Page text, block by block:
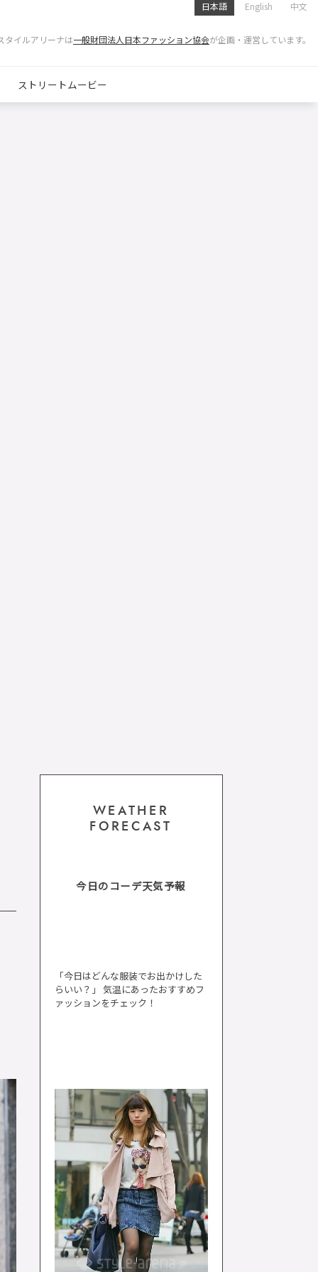
日本語 English 中文
タイルアリーナは一般財団法人日本ファッション協会が企画・運営しています。
ストリートムービー
WEATHER
FORECAST
今日のコーデ天気予報
「今日はどんな服装でお出かけした
らいい？」 気温にあったおすすめフ
ァッションをチェック！